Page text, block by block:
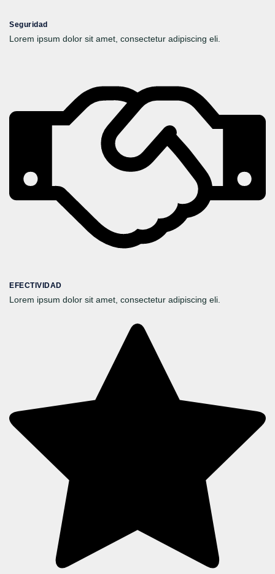
Seguridad
Lorem ipsum dolor sit amet, consectetur adipiscing eli.
EFECTIVIDAD
Lorem ipsum dolor sit amet, consectetur adipiscing eli.